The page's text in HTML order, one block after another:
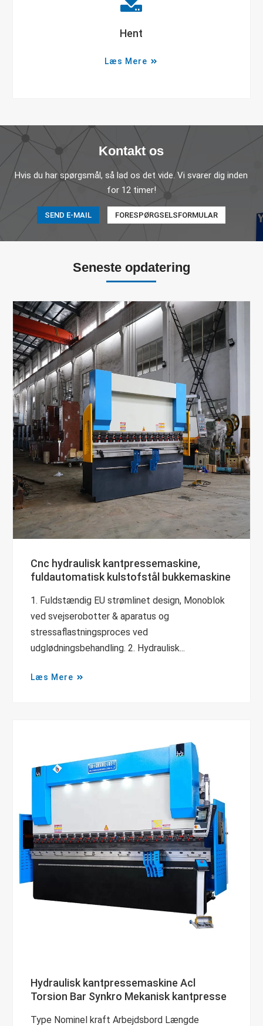
Hent
Læs Mere
Kontakt os
Hvis du har spørgsmål, så lad os det vide. Vi svarer dig inden
for 12 timer!
SEND E-MAIL FORESPØRGSELSFORMULAR
Seneste opdatering
Cnc hydraulisk kantpressemaskine,
fuldautomatisk kulstofstål bukkemaskine
1. Fuldstændig EU strømlinet design, Monoblok
ved svejserobotter & aparatus og
stressaflastningsproces ved
udglødningsbehandling. 2. Hydraulisk...
Læs Mere
Hydraulisk kantpressemaskine Acl
Torsion Bar Synkro Mekanisk kantpresse
Type Nominel kraft Arbejdsbord Længde